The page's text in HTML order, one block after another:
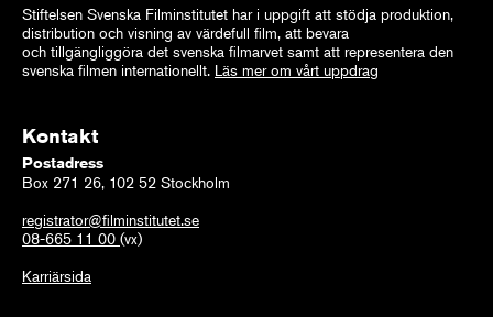
Stiftelsen Svenska Filminstitutet har i uppgift att stödja produktion,
distribution och visning av värdefull film, att bevara
och tillgängliggöra det svenska filmarvet samt att representera den
svenska filmen internationellt. Läs mer om vårt uppdrag
Kontakt
Postadress
Box 271 26, 102 52 Stockholm
registrator@filminstitutet.se
08-665 11 00 (vx)
Karriärsida